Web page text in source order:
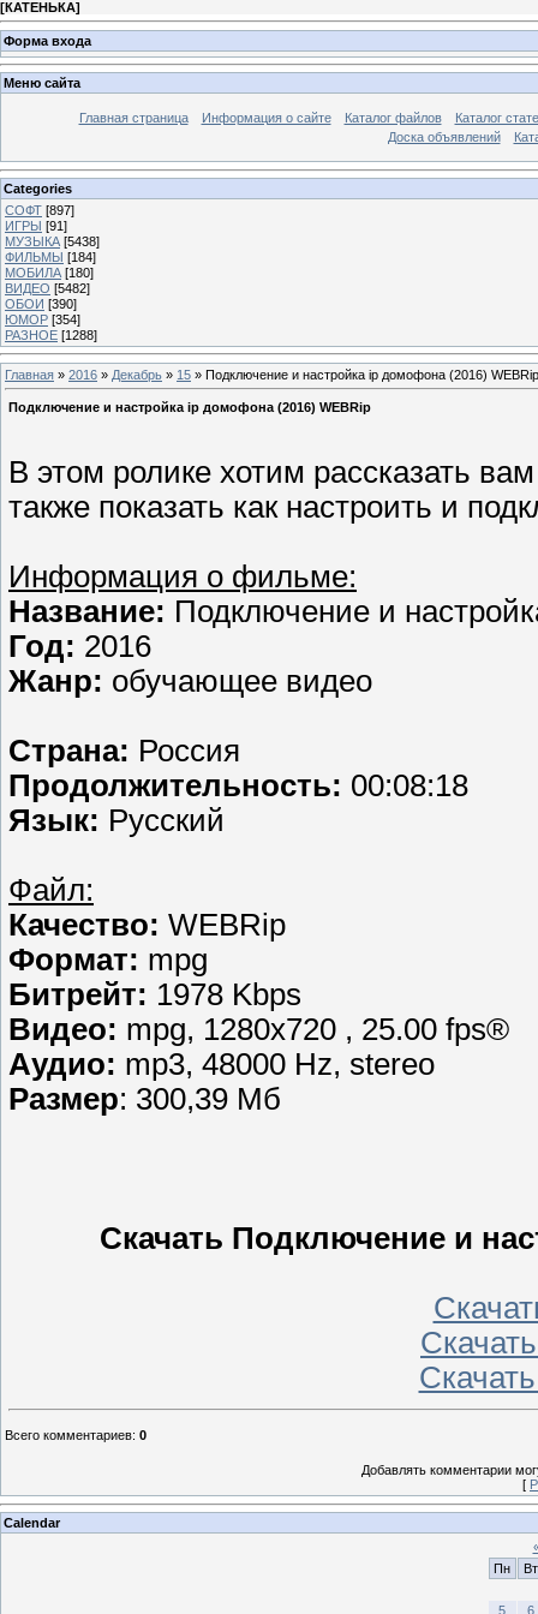
[КАТЕНЬКА]
Форма входа
Меню сайта
Главная страница Информация о сайте Каталог файлов
Каталог
Доска объявлений
Categories
СОФТ [897]
ИГРЫ [91]
МУЗЫКА [5438]
ФИЛЬМЫ [184]
МОБИЛА [180]
ВИДЕО [5482]
ОБОИ [390]
ЮМОР [354]
РАЗНОЕ [1288]
Главная » 2016 » Декабрь » 15 » Подключение и настройка ip домофона (2016) WEBRip
Подключение и настройка ip домофона (2016) WEBRip
В этом ролике хотим рассказать
также показать как настроить и
Информация о фильме:
Название: Подключение и
Год: 2016
Жанр: обучающее видео
Страна: Россия
Продолжительность: 00:08:18
Язык: Русский
Файл:
Качество: WEBRip
Формат: mpg
Битрейт: 1978 Kbps
Видео: mpg, 1280х720 , 25.00 fps®
Аудио: mp3, 48000 Hz, stereo
Размер: 300,39 Мб
Скачать Подключение и
Всего комментариев: 0
Добавлять комментарии
[
Calendar
Пн
Вт
5
6